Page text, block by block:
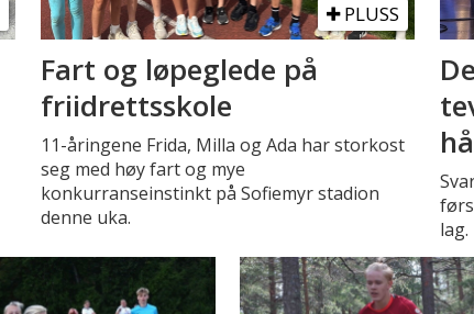
PLUSS
Fart og løpeglede på
friidrettsskole
11-åringene Frida, Milla og Ada har storkost
seg med høy fart og mye
konkurranseinstinkt på Sofiemyr stadion
denne uka.
lag.